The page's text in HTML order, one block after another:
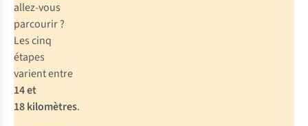
allez-vous
parcourir ?
Les cinq
étapes
varient entre
14 et
18 kilomètres.